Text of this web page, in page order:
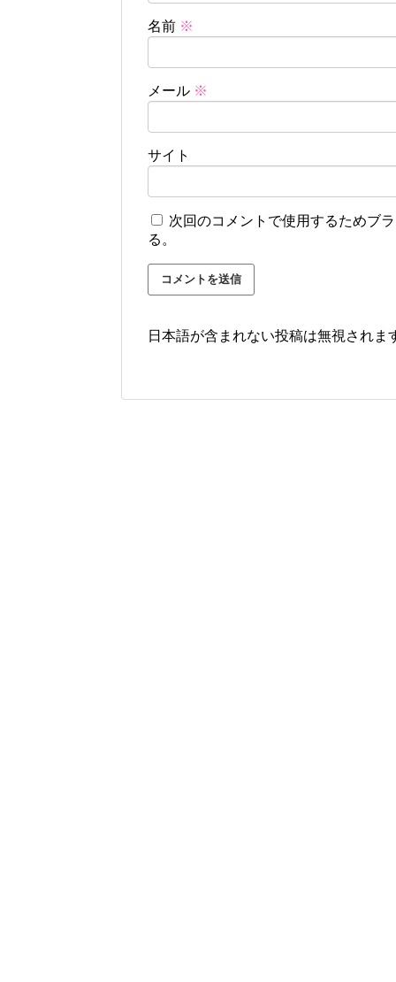
名前 ※
メール ※
サイト
次回のコメントで使用するためブ
る。
日本語が含まれない投稿は無視されま